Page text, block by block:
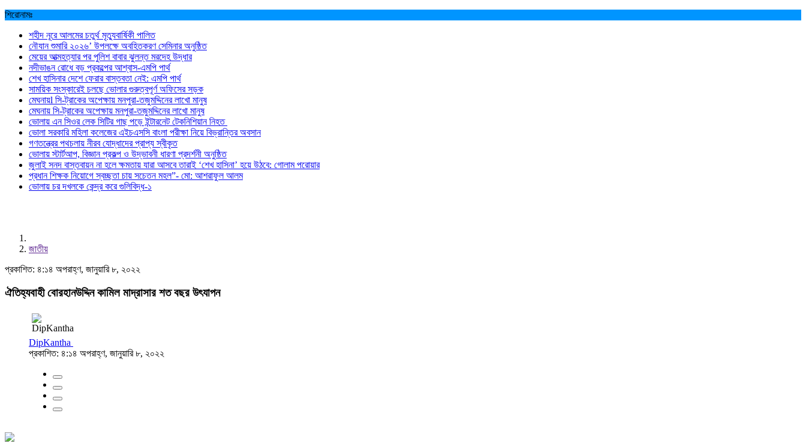
শিরোনামঃ
শহীদ নূরে আলমের চতুর্থ মৃত্যুবার্ষিকী পালিত
নৌযান শুমারি ২০২৬’ উপলক্ষে অবহিতকরণ সেমিনার অনুষ্ঠিত
মেয়ের আত্মহত্যার পর পুলিশ বাবার ঝুলন্ত মরদেহ উদ্ধার
নদীভাঙন রোধে বড় প্রকল্পের আশ্বাস-এমপি পার্থ
শেখ হাসিনার দেশে ফেরার বাস্তবতা নেই: এমপি পার্থ
সাময়িক সংস্কারেই চলছে ভোলার গুরুত্বপূর্ণ অফিসের সড়ক
মেঘনায়l সি-ট্রাকের অপেক্ষায় মনপুরা-তজুমদ্দিনের লাখো মানুষ
মেঘনায় সি-ট্রাকের অপেক্ষায় মনপুরা-তজুমদ্দিনের লাখো মানুষ
ভোলায় এন সিওর লেক সিটির গাছ পড়ে ইন্টারনেট টেকনিশিয়ান নিহত
ভোলা সরকারি মহিলা কলেজের এইচএসসি বাংলা পরীক্ষা নিয়ে বিভ্রান্তির অবসান
গণতন্ত্রের পথচলায় নীরব যোদ্ধাদের প্রাপ্য স্বীকৃত
ভোলায় স্টার্টআপ, বিজ্ঞান প্রকল্প ও উদ্ভাবনী ধারণা প্রদর্শনী অনুষ্ঠিত
জুলাই সনদ বাস্তবায়ন না হলে ক্ষমতায় যারা আসবে তারাই ‘শেখ হাসিনা’ হয়ে উঠবে: গোলাম পরোয়ার
প্রধান শিক্ষক নিয়োগে স্বচ্ছতা চায় সচেতন মহল”- মো: আশরাফুল আলম
ভোলায় চর দখলকে কেন্দ্র করে গুলিবিদ্ধ-১
জাতীয়
প্রকাশিত: ৪:১৪ অপরাহ্ণ, জানুয়ারি ৮, ২০২২
ঐতিহ্যবাহী বোরহানউদ্দিন কামিল মাদ্রাসার শত বছর উৎযাপন
DipKantha
প্রকাশিত: ৪:১৪ অপরাহ্ণ, জানুয়ারি ৮, ২০২২